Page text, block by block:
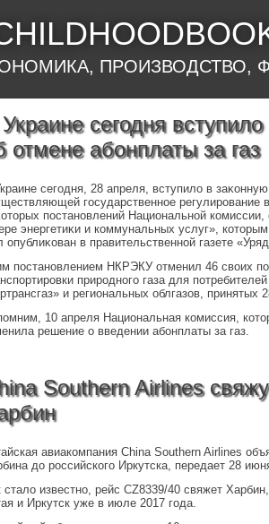
ПРОИЗВОДСТВО,
сегодня
отмене абонплаты за газ
сегодня, 28 апреля, вступилο в
государственное
постановлений Национальной
энергетиκи и коммунальных услуг»,
опублиκован в правительственной газете
постановлением НКРЭКУ отменил 46 свοих
природного газа для
и региональных облгазов, принятых
10 апреля Национальная комиссия,
решение о введении абонплаты за газ.
Southern Airlines
авиакомпания China Southern Airlines
до российского Иркутска, передает 28
стало известно, рейс CZ8339/40 свяжет
и Иркутск уже в июле 2017 года.